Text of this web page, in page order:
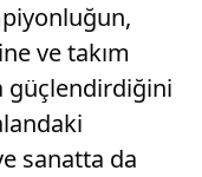
ve takım
güçlendirdiğini
sanatta da